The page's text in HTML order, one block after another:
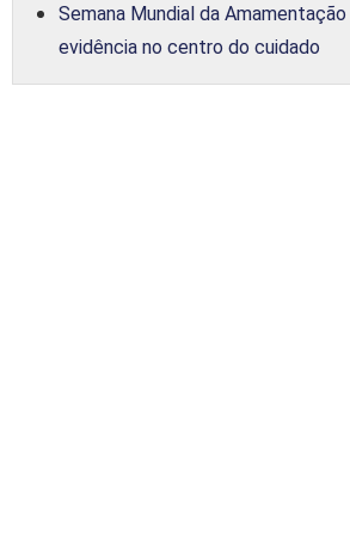
Semana Mundial da
evidência no centro do cuidado